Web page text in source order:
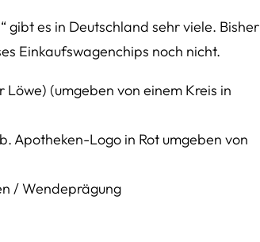
gibt es in Deutschland sehr viele. Bisher
Einkaufswagenchips noch nicht.
(umgeben von einem Kreis in
Apotheken-Logo in Rot umgeben von
/ Wendeprägung